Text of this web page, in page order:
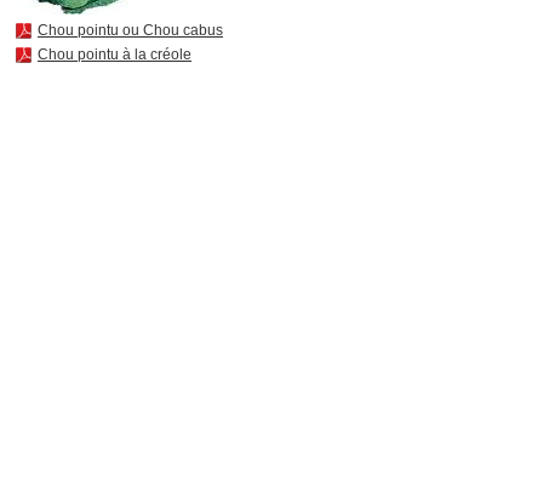
Chou pointu ou Chou cabus
Chou pointu à la créole